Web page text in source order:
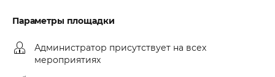
Параметры площадки
Администратор присутствует на всех
мероприятиях